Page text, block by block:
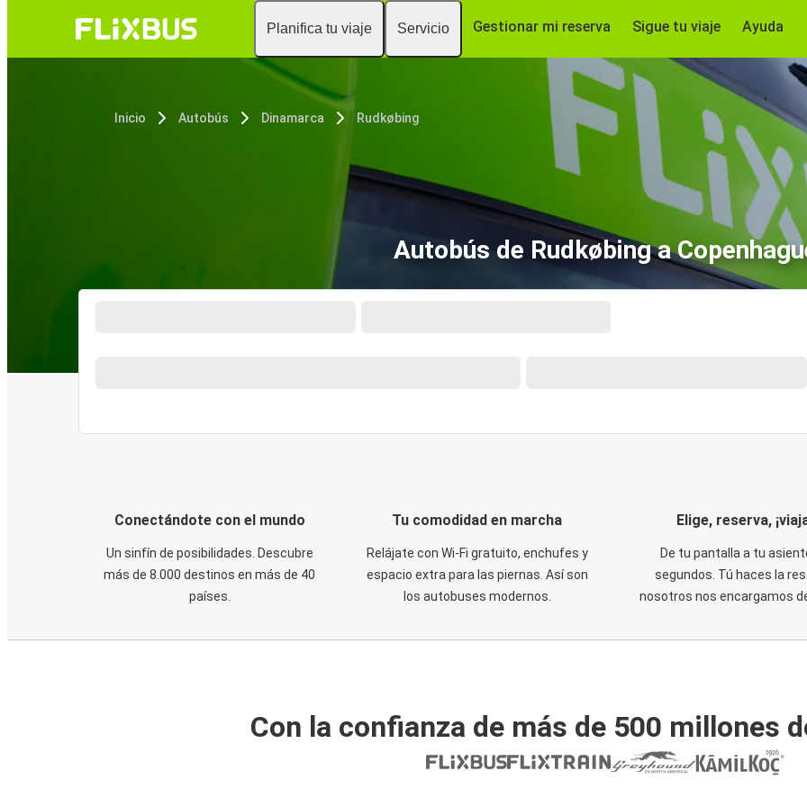
Planifica tu viaje Servicio Gestionar mi reserva Sigue tu viaje Ayuda
Inicio Autobús Dinamarca Rudkøbing
Autobús de Rudkøbing a
Conectándote con el mundo
Un sinfín de posibilidades. Descubre
más de 8.000 destinos en más de 40
países.
Tu comodidad en marcha
Relájate con Wi-Fi gratuito, enchufes y
espacio extra para las piernas. Así son
los autobuses modernos.
Elige, reserva,
De tu pantalla a tu
segundos. Tú haces la
nosotros nos encargamos
Con la confianza de más de 500 millones